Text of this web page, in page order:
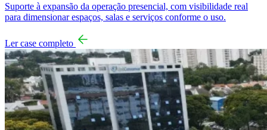
Suporte à expansão da operação presencial, com visibilidade real
para dimensionar espaços, salas e serviços conforme o uso.
Ler case completo